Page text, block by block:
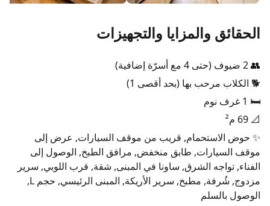
الحقائق والمزايا والتجهيزات
👥 2 ضيوف (حتى 4 مع أسرّة إضافية)
🐕 الكلاب مرحب بها (بحد أقصى 1)
🛏️ 1 غرف نوم
📐 69 م²
✨ حوض الاستحمام, قريب من موقف السيارات, عرض إلى
موقف السيارات, طابق منخفض, مرافق الطبخ, الوصول إلى
الفناء, تواجه الشرق, ساونا في المبنى, شقة, قرب اللوبي, سرير
مزدوج, شُرفة, مطبخ, سرير الأريكة, المبنى الرئيسي, حجم L,
الوصول بالسلم